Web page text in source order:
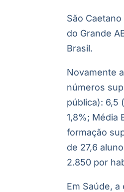
São
do Grande
Brasil.
Novamente
números
pública): 6,5
1,8%; Média
formação
de 27,6
2.850 por
Em Saúde,